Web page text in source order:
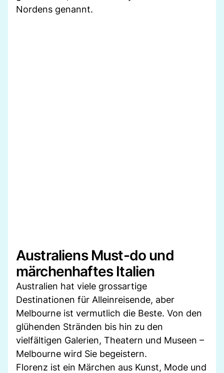
Nordens genannt.
Australiens Must-do und
märchenhaftes Italien
Australien hat viele grossartige
Destinationen für Alleinreisende, aber
Melbourne ist vermutlich die Beste. Von den
glühenden Stränden bis hin zu den
vielfältigen Galerien, Theatern und Museen –
Melbourne wird Sie begeistern.
Florenz ist ein Märchen aus Kunst, Mode und